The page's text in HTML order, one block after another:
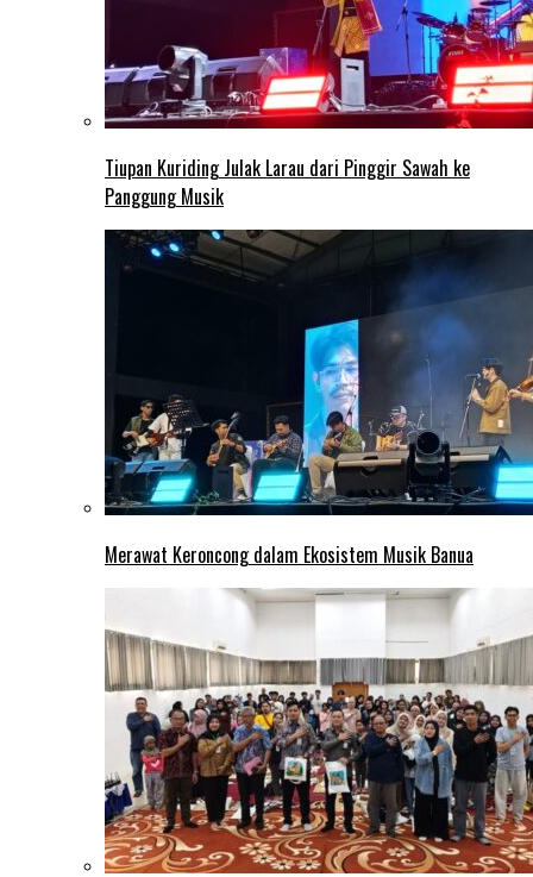
Tiupan Kuriding Julak Larau dari Pinggir Sawah ke
Panggung Musik
Merawat Keroncong dalam Ekosistem Musik Banua